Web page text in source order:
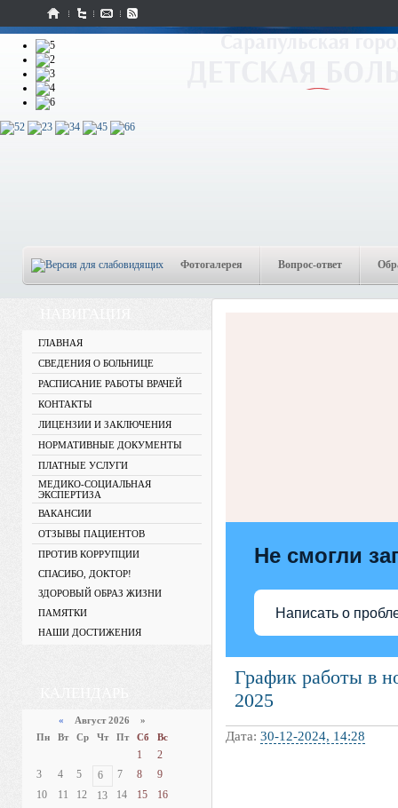
2 3 4 5 6
Фотогалерея Вопрос-ответ
ГЛАВНАЯ
СВЕДЕНИЯ О БОЛЬНИЦЕ
РАСПИСАНИЕ РАБОТЫ ВРАЧЕЙ
КОНТАКТЫ
ЛИЦЕНЗИИ И ЗАКЛЮЧЕНИЯ
НОРМАТИВНЫЕ ДОКУМЕНТЫ
ПЛАТНЫЕ УСЛУГИ
МЕДИКО-СОЦИАЛЬНАЯ
ЭКСПЕРТИЗА
ВАКАНСИИ
ОТЗЫВЫ ПАЦИЕНТОВ
ПРОТИВ КОРРУПЦИИ
СПАСИБО, ДОКТОР!
ЗДОРОВЫЙ ОБРАЗ ЖИЗНИ
ПАМЯТКИ
НАШИ ДОСТИЖЕНИЯ
« Август 2026 »
Пн
Вт Ср Чт Пт Сб Вс
1
2
3
4 5 6 7 8
9
10
11 12 13 14 15
16
Не смогли
Написать о
График работы в
2025
Дата: 30-12-2024, 14:28